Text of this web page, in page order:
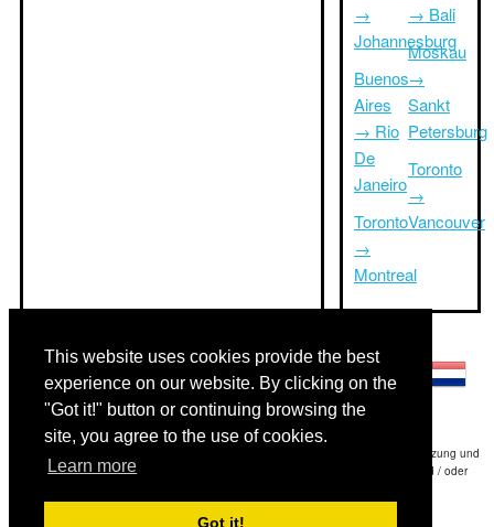
This website uses cookies provide the best
experience on our website. By clicking on the
"Got it!" button or continuing browsing the
site, you agree to the use of cookies.
Learn more
Got it!
→
Johannesburg
Buenos
Aires
→ Rio
De
Janeiro
Toronto
→
Montreal
→ Bali
Moskau
→
Sankt
Petersburg
Toronto
→
Vancouver
Haftungsausschluss: Die Informationen auf dieser Website ist unsere beste Schätzung und
für nur Ihre Referenz.Triptimeto.com haftet nicht für jede Reise Verzögerung und / oder